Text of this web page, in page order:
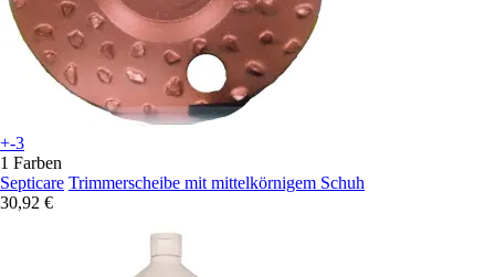
+-3
1 Farben
Septicare Trimmerscheibe mit mittelkörnigem Schuh
30,92 €